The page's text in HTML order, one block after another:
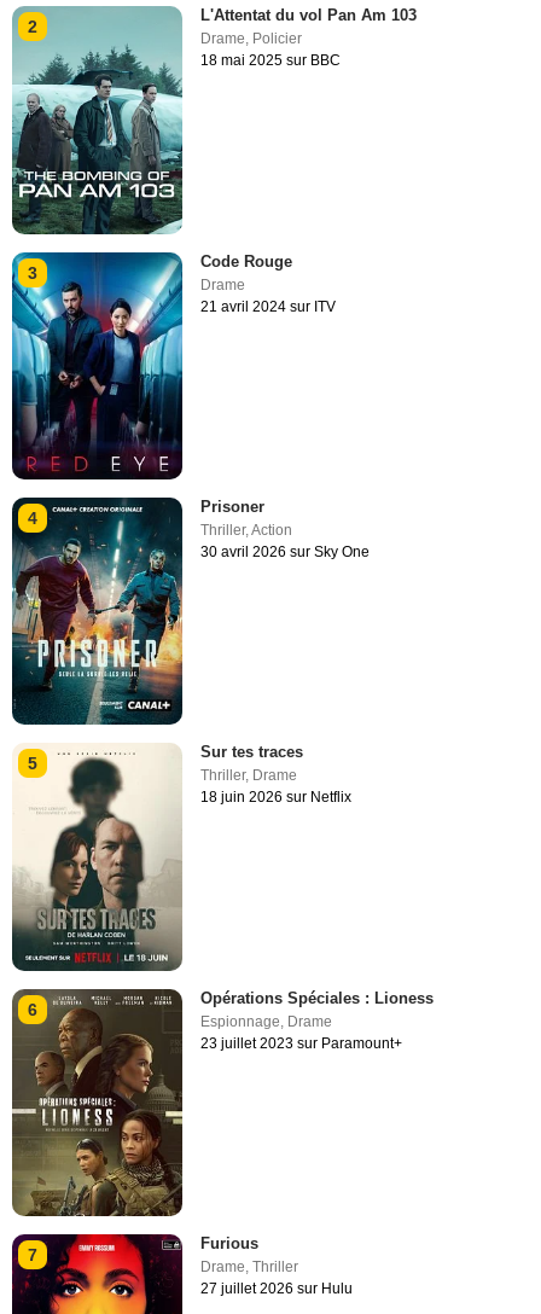
2
L'Attentat du vol Pan Am 103
Drame, Policier
18 mai 2025 sur BBC
3
Code Rouge
Drame
21 avril 2024 sur ITV
4
Prisoner
Thriller,Action
30 avril 2026 sur Sky One
5
Sur tes traces
Thriller, Drame
18 juin 2026 sur Netflix
6
Opérations Spéciales : Lioness
Espionnage Drame
23 juillet 2023 sur Paramount+
7
Furious
Drame,Thriller
27 juillet 2026 sur Hulu